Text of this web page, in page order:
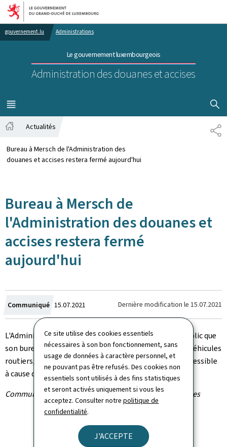
Ce site utilise des cookies essentiels
nécessaires à son bon fonctionnement, sans
usage de données à caractère personnel, et
ne pouvant pas être refusés. Des cookies non
essentiels sont utilisés à des fins statistiques
et seront activés uniquement si vous les
acceptez. Consulter notrepolitique de
confidentialité.
J'ACCEPTE
Aller au menu principal
Aller au contenu
gouvernement.lu Administrations
Le gouvernement luxembourgeois
Administration des douanes et accises
MENU
PRINCIPAL
Actualités
Bureau à Mersch de l'Administration des
douanes et accises restera fermé aujourd'hui
Bureau à Mersch de
l'Administration des douanes et
accises restera fermé
aujourd'hui
Communiqué Crée
le
15.07.2021 Dernière modification le 15.07.2021
L'Administration des douanes et accises informe le public que
son bureau à Mersch, responsable pour la taxe sur les véhicules
routiers, restera fermé aujourd'hui. Le bureau est inaccessible
à cause des inondations (fermeture des routes).
Communiqué par l'Administration des douanes et accises